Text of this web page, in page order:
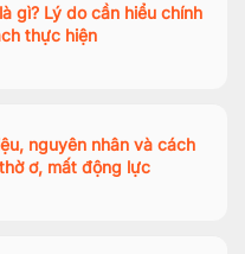
gì? Lý do cần hiểu chính
thực hiện
nguyên nhân và cách
ơ, mất động lực